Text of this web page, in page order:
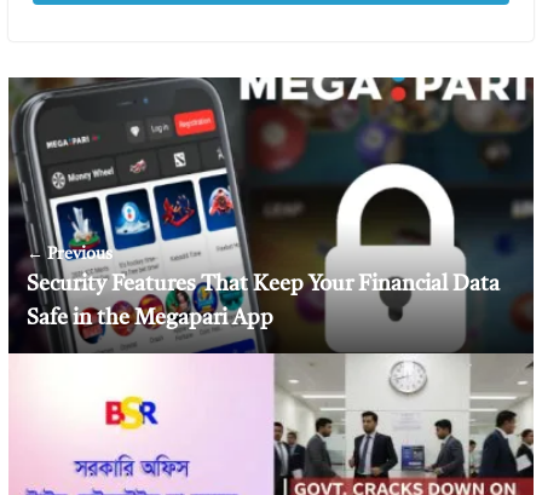
← Previous
Security Features That Keep Your Financial Data
Safe in the Megapari App